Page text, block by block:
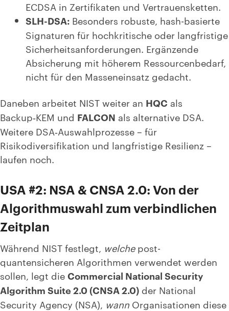
ECDSA in Zertifikaten und Vertrauensketten.
SLH-DSA: Besonders robuste, hash-basierte
Signaturen für hochkritische oder langfristige
Sicherheitsanforderungen. Ergänzende
Absicherung mit höherem Ressourcenbedarf,
nicht für den Masseneinsatz gedacht.
Daneben arbeitet NIST weiter an HQC als
Backup‑KEM und FALCON als alternative DSA.
Weitere DSA‑Auswahlprozesse – für
Risikodiversifikation und langfristige Resilienz –
laufen noch.
USA #2: NSA & CNSA 2.0: Von der
Algorithmuswahl zum verbindlichen
Zeitplan
Während NIST festlegt, welche post-
quantensicheren Algorithmen verwendet werden
sollen, legt die Commercial National Security
Algorithm Suite 2.0 (CNSA 2.0) der National
Security Agency (NSA), wann Organisationen diese